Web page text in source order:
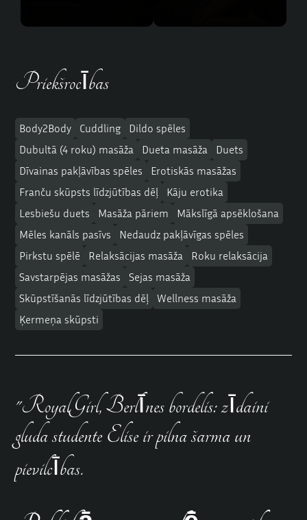
Priekšrocības
Body2Body Cuddling
Dildo spēles
Dubultā (4 roku) masāža
Dueta masāža
Duets
Dīvainas pakļāvības spēles
Erotiskās masāžas
Franču skūpsts līdzjūtības dēļ
Kāju erotika
Lesbiešu duets
Masāža pāriem
Mākslīgā apsēklošana
Mēles kanāls pasīvs
Nedaudz pakļāvīgas spēles
Pirkstu spēlē
Relaksācijas masāža
Roku relaksācija
Savstarpējas masāžas
Sejas masāža
Skūpstīšanās līdzjūtības dēļ
Wellness masāža
Ķermeņa skūpsti
"RoyalGirl, Berlīnes bordelis: zīdaini
gluda studente Elise ir pilna šarma un
pievilcības.